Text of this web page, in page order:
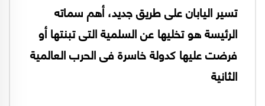
تسير اليابان على طريق جديد، أهم سماته
الرئيسة هو تخليها عن السلمية التى تبنتها أو
فرضت عليها كدولة خاسرة فى الحرب العالمية
الثانية